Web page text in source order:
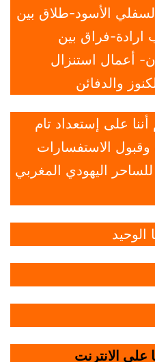
الأسود-طلاق بين
فراق بين
أعمال استنزال
والدفائن
على إستعداد تام
الاستفسارات
اليهودي المغربي
الوحيد
علي الانترنت